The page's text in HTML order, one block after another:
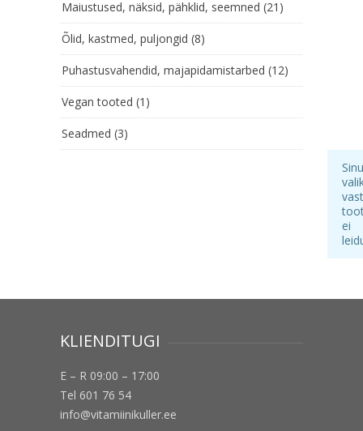
Maiustused, näksid, pähklid, seemned (21)
Õlid, kastmed, puljongid (8)
Puhastusvahendid, majapidamistarbed (12)
Vegan tooted (1)
Seadmed (3)
Sinu
ei
KLIENDITUGI
E – R 09:00 – 17:00
Tel 601 76 54
info@vitamiinikuller.ee